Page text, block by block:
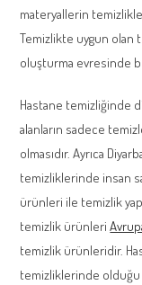
materyallerin
Temizlikte uygun olan
oluşturma evresinde
Hastane temizliğinde
alanların sadece
olmasıdır. Ayrıca
temizliklerinde insan
ürünleri ile temizlik
temizlik ürünleri
temizlik ürünleridir.
temizliklerinde olduğu